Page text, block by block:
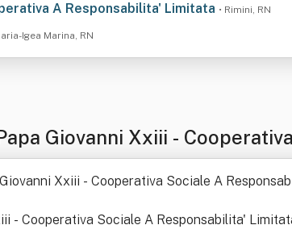
A Responsabilita' Limitata • Rimini, RN
Igea Marina, RN
Giovanni Xxiii -
Xxiii - Cooperativa Sociale A
- Cooperativa Sociale A Responsabilita'